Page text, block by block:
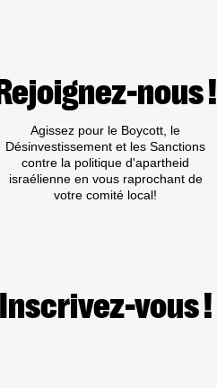
Rejoignez-nous !
Agissez pour le Boycott, le
Désinvestissement et les Sanctions
contre la politique d'apartheid
israélienne en vous raprochant de
votre comité local!
Inscrivez-vous !